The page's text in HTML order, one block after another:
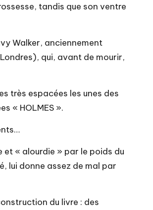
tandis que son ventre
Walker, anciennement
qui, avant de mourir,
très espacées les unes des
« HOLMES ».
et « alourdie » par le poids du
lui donne assez de mal par
du livre : des